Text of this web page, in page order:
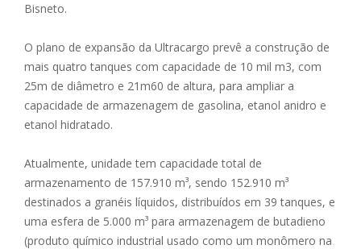
Bisneto.
O plano de expansão da Ultracargo prevê a construção de
mais quatro tanques com capacidade de 10 mil m3, com
25m de diâmetro e 21m60 de altura, para ampliar a
capacidade de armazenagem de gasolina, etanol anidro e
etanol hidratado.
Atualmente, unidade tem capacidade total de
armazenamento de 157.910 m³, sendo 152.910 m³
destinados a granéis líquidos, distribuídos em 39 tanques, e
uma esfera de 5.000 m³ para armazenagem de butadieno
(produto químico industrial usado como um monômero na